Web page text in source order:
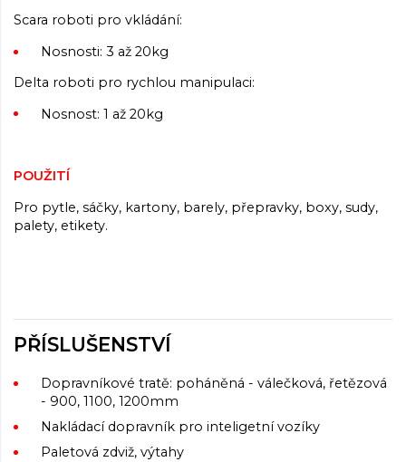
Scara roboti pro vkládání:
Nosnosti: 3 až 20kg
Delta roboti pro rychlou manipulaci:
Nosnost: 1 až 20kg
POUŽITÍ
Pro pytle, sáčky, kartony, barely, přepravky, boxy, sudy,
palety, etikety.
PŘÍSLUŠENSTVÍ
Dopravníkové tratě: poháněná - válečková, řetězová
- 900, 1100, 1200mm
Nakládací dopravník pro inteligetní vozíky
Paletová zdviž, výtahy